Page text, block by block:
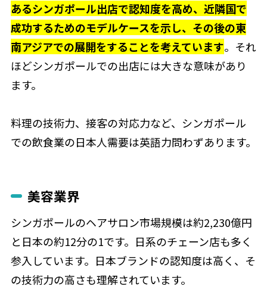
あるシンガポール出店で認知度を高め、近隣国で
成功するためのモデルケースを示し、その後の東
南アジアでの展開をすることを考えています。それ
ほどシンガポールでの出店には大きな意味があり
ます。
料理の技術力、接客の対応力など、シンガポール
での飲食業の日本人需要は英語力問わずあります。
美容業界
シンガポールのヘアサロン市場規模は約2,230億円
と日本の約12分の1です。日系のチェーン店も多く
参入しています。日本ブランドの認知度は高く、そ
の技術力の高さも理解されています。